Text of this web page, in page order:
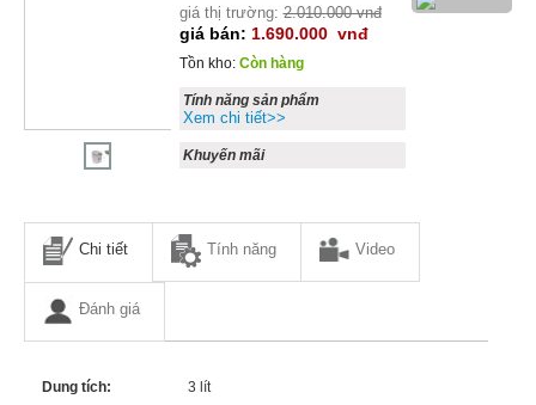
giá thị trường:2.010.000 vnđ
giá bán: 1.690.000 vnđ
Tồn kho: Còn hàng
Tính năng sản phẩm
Xem chi tiết>>
Khuyến mãi
Chi tiết Tính năng Video
Đánh giá
Dung tích: 3 lít